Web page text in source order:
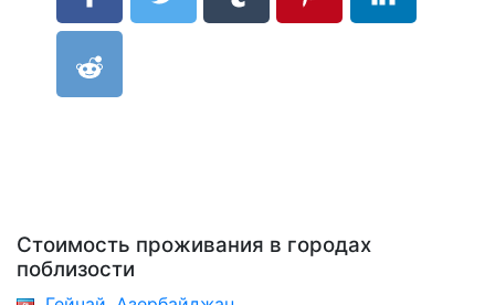
Стоимость проживания в городах
поблизости